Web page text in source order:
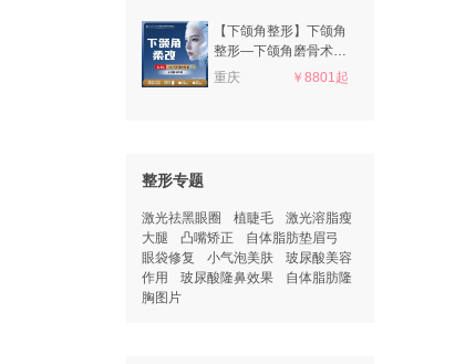
【下颌角整形】下颌角
整形—下颌角磨骨术·
可升级超长曲线下颌角
重庆 ￥8801起
整形专题
激光祛黑眼圈 植睫毛
激光溶脂瘦
大腿
凸嘴矫正
自体脂肪垫眉弓
眼袋修复
小气泡美肤
玻尿酸美容
作用
玻尿酸隆鼻效果
自体脂肪隆
胸图片